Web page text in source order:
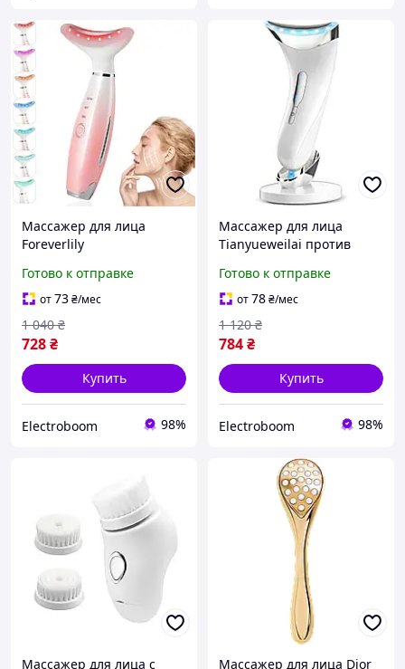
Массажер для лица
Foreverlily
Готово к отправке
от73₴/мес
728₴
1 040 ₴
Купить
Electroboom 98%
Массажер для лица
Tianyueweilai против
Готово к отправке
от78₴/мес
784₴
1 120 ₴
Купить
Electroboom 98%
Массажер для лица с
Массажер для лица Dior